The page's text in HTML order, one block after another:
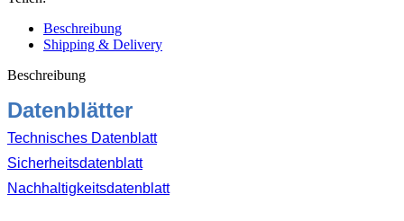
Silikon
geruchsarm
310ml
C6831
matt
Menge
Beschreibung
Shipping & Delivery
Beschreibung
Datenblätter
Technisches Datenblatt
Sicherheitsdatenblatt
Nachhaltigkeitsdatenblatt